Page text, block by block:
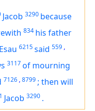
Jacob 3290 because
834 his father
6215said 559 ,
3117of mourning
7126 ,8799 ; then will
Jacob 3290 .